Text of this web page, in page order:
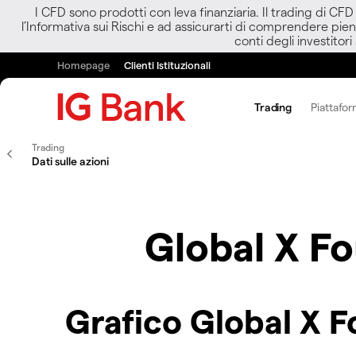
I CFD sono prodotti con leva finanziaria. Il trading di
l’Informativa sui Rischi e ad assicurarti di comprendere
conti degli investitori
Homepage Clienti Istituzionali
Trading
Trading
Dati sulle azioni
Global X
Grafico Global X